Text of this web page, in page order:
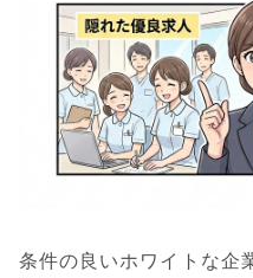
条件の良いホワイトな企